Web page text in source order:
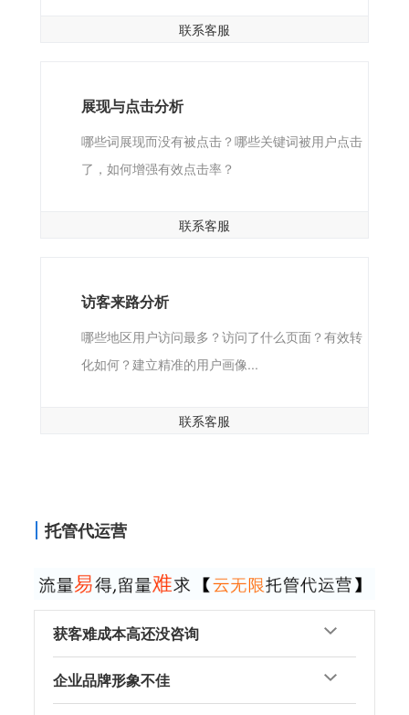
联系客服
展现与点击分析
哪些词展现而没有被点击？哪些关键词被用户点击
了，如何增强有效点击率？
联系客服
访客来路分析
哪些地区用户访问最多？访问了什么页面？有效转
化如何？建立精准的用户画像...
联系客服
托管代运营
获客难成本高还没咨询
企业品牌形象不佳